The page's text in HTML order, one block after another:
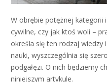
W obrębie potężnej kategorii
cywilne, czy jak ktoś woli –
określa się ten rodzaj wiedzy
nauki, wyszczególnia się
podgałęzi. O nich będziemy
niniejszym artykule.